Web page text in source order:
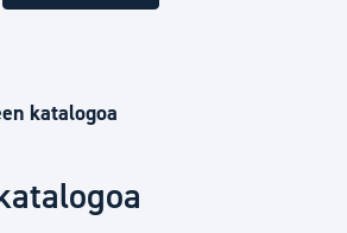
katalogoa